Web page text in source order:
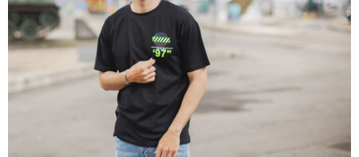
ATM／網路銀行／等多元方式進行付款，方視為交易完成。
※ 請注意：結帳手續完成當下不需立刻繳費，但若您需要取消訂單，請聯絡
購買商品的店家。未經商家同意取消之訂單仍視為有效，需透過AFTEE先享
後付繳納相關費用。
※ 交易是否成功請以「AFTEE先享後付 」之結帳頁面顯示為準，若有關於
是否繳費成功／繳費後需取消欲退款等相關疑問，請聯繫「AFTEE先享後付
客戶支援中心」
https://netprotections.freshdesk.com/support/home
１．透過由恩沛科技股份有限公司提供之「AFTEE先享後付」服務完成之交
易，需依本服務之必要範圍內提供個人資料，並將交易相關給付款項請求債
7-11付款取貨
每筆NT$80，滿NT$1,800(含以上)免運費
先付款後7-11取貨
每筆NT$80，滿NT$1,800(含以上)免運費
每筆NT$120，滿NT$3,000(含以上)免運費